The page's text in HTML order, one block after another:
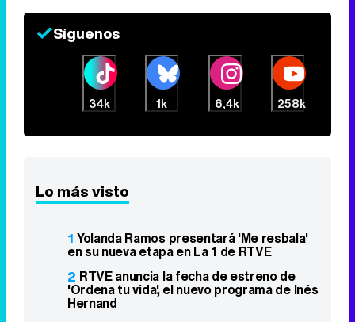
Síguenos
34k 1k 6,4k 258k
Lo más visto
1 Yolanda Ramos presentará 'Me resbala'
en su nueva etapa en La 1 de RTVE
2 RTVE anuncia la fecha de estreno de
'Ordena tu vida', el nuevo programa de Inés
Hernand